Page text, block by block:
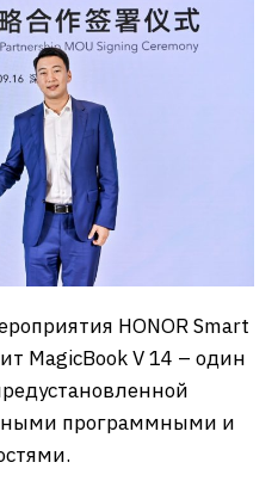
HONOR Smart
MagicBook V 14 – один
программными и